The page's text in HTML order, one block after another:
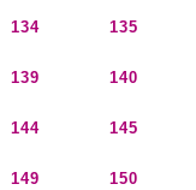
134 135
139 140
144 145
149 150